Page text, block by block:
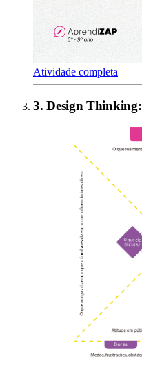
Atividade completa
3.Design Thinking: